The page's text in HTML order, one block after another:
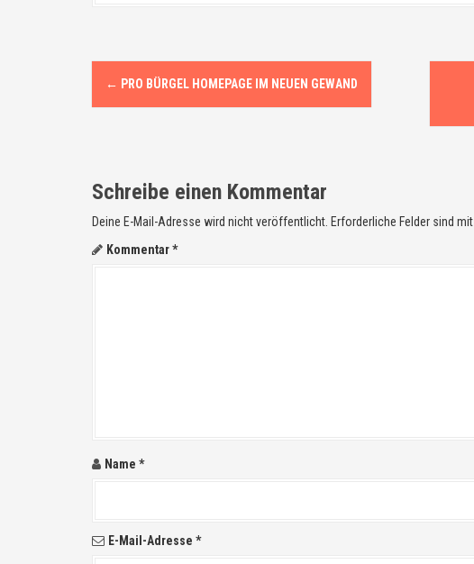
N
a
i
g
a
n
r
← PRO BÜRGEL HOMEPAGE IM NEUEN GEWAND
Schreibe einen Kommentar
Deine E-Mail-Adresse wird nicht veröffentlicht. Erforderliche Felder sind mit
Kommentar*
Name *
E-Mail-Adresse *